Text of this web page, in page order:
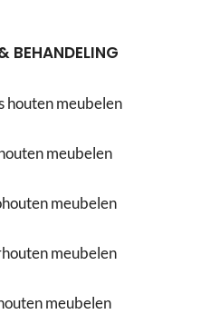
BEHANDELING
houten meubelen
meubelen
meubelen
meubelen
meubelen